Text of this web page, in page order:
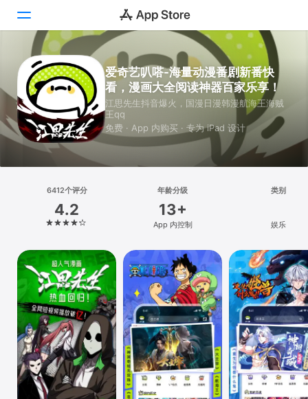
Today
游戏
App
搜索
Vision
Watch
爱奇艺叭嗒-海量动漫番剧新番快
看，漫画大全阅读神器百家乐享！
江思先生抖音爆火，国漫日漫韩漫航海王海贼
王qq
免费 · App 内购买 · 专为 iPad 设计
6412个评分
4.2
年龄分级
13+
App 内控制
类别
娱乐